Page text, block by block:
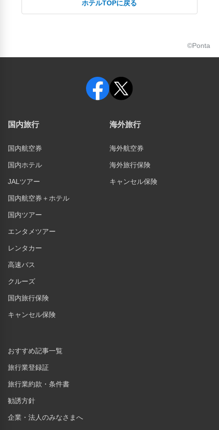
ホテルTOPに戻る
©Ponta
国内旅行
国内航空券
国内ホテル
JALツアー
国内航空券＋ホテル
国内ツアー
エンタメツアー
レンタカー
高速バス
クルーズ
国内旅行保険
キャンセル保険
海外旅行
海外航空券
海外旅行保険
キャンセル保険
おすすめ記事一覧
旅行業登録証
旅行業約款・条件書
勧誘方針
企業・法人のみなさまへ